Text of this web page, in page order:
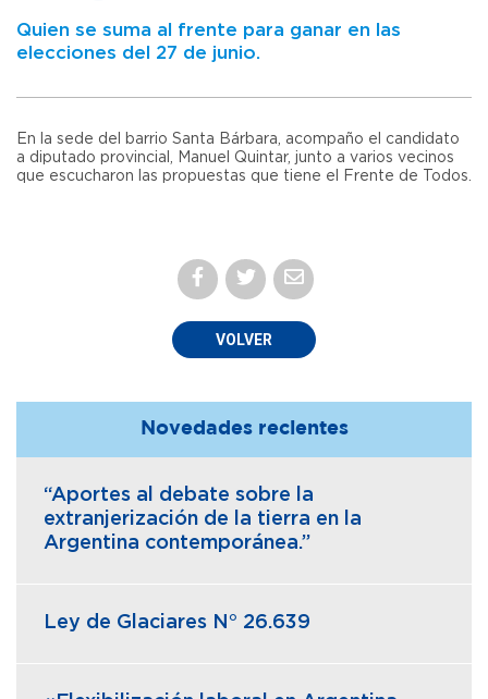
Quien se suma al frente para ganar en las
elecciones del 27 de junio.
En la sede del barrio Santa Bárbara, acompaño el candidato
a diputado provincial, Manuel Quintar, junto a varios vecinos
que escucharon las propuestas que tiene el Frente de Todos.
VOLVER
Novedades recientes
“Aportes al debate sobre la
extranjerización de la tierra en la
Argentina contemporánea.”
Ley de Glaciares N° 26.639